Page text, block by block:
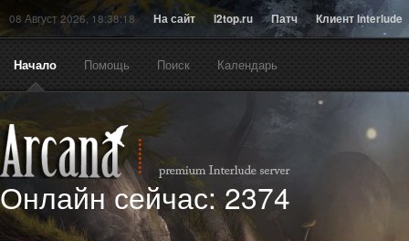
08 Август 2026, 18:38:18 На сайт l2top.ru Патч Клиент Interlude
Начало Помощь Поиск Календарь
Онлайн сейчас:2374